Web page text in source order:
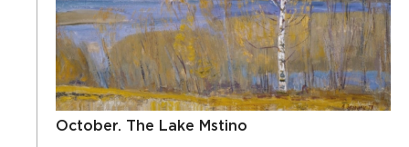
October. The Lake Mstino